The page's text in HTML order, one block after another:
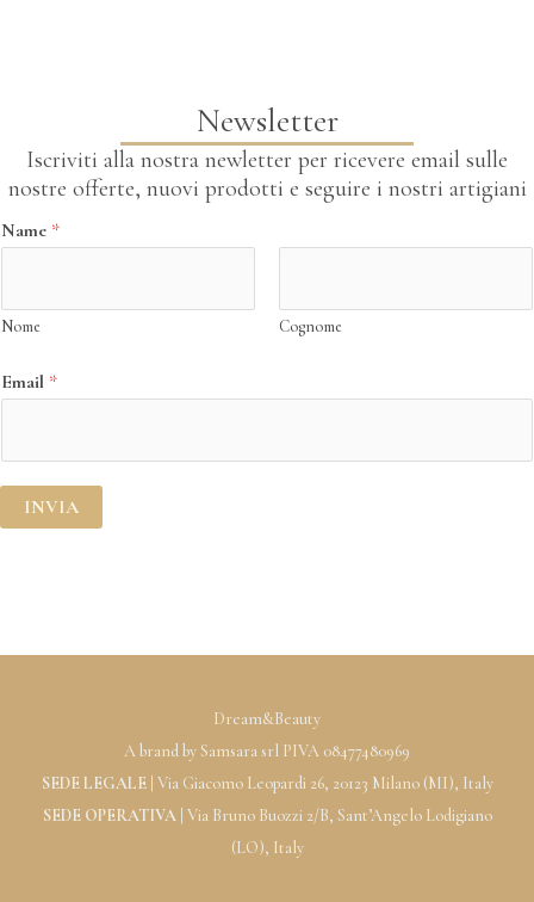
Newsletter
Iscriviti alla nostra newletter per ricevere email sulle
nostre offerte, nuovi prodotti e seguire i nostri artigiani
m
i
N
Name *
Nome Cognome
Email *
INVIA
Dream&Beauty
A brand by Samsara srl PIVA 08477480969
SEDE LEGALE | Via Giacomo Leopardi 26, 20123 Milano (MI), Italy
SEDE OPERATIVA | Via Bruno Buozzi 2/B, Sant’Angelo Lodigiano
(LO), Italy